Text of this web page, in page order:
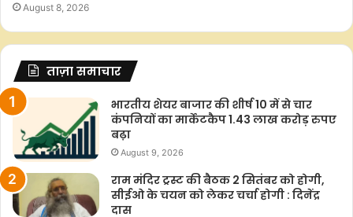
August 8, 2026
ताज़ा समाचार
भारतीय शेयर बाजार की शीर्ष 10 में से चार
कंपनियों का मार्केटकैप 1.43 लाख करोड़ रुपए
बढ़ा
August 9, 2026
राम मंदिर ट्रस्ट की बैठक 2 सितंबर को होगी,
सीईओ के चयन को लेकर चर्चा होगी : दिनेंद्र
दास